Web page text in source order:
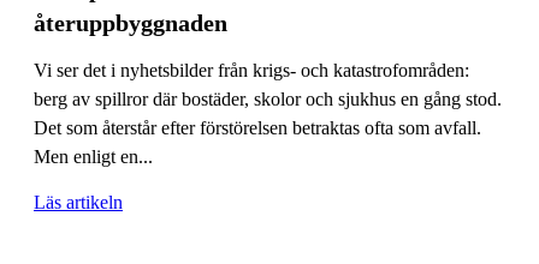
återuppbyggnaden
Vi ser det i nyhetsbilder från krigs- och katastrofområden:
berg av spillror där bostäder, skolor och sjukhus en gång stod.
Det som återstår efter förstörelsen betraktas ofta som avfall.
Men enligt en...
Läs artikeln